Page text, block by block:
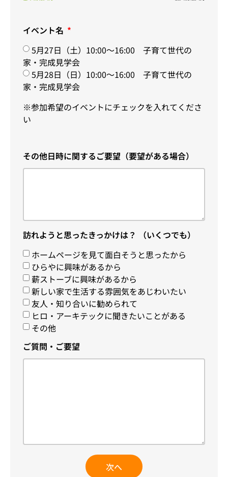
イベント名
5月27日（土）10:00～16:00 子育て世代の
家・完成見学会
5月28日（日）10:00～16:00 子育て世代の
家・完成見学会
※参加希望のイベントにチェックを入れてくださ
い
その他日時に関するご要望（要望がある場合）
訪れようと思ったきっかけは？ （いくつでも）
ホームページを見て面白そうと思ったから
ひらやに興味があるから
薪ストーブに興味があるから
新しい家で生活する雰囲気をあじわいたい
友人・知り合いに勧められて
ヒロ・アーキテックに聞きたいことがある
その他
ご質問・ご要望
次へ